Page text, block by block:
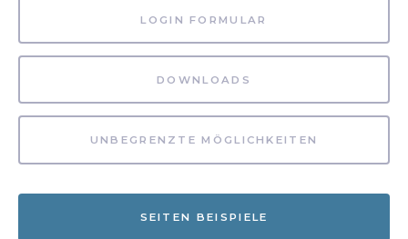
LOGIN FORMULAR
DOWNLOADS
UNBEGRENZTE MÖGLICHKEITEN
SEITEN BEISPIELE